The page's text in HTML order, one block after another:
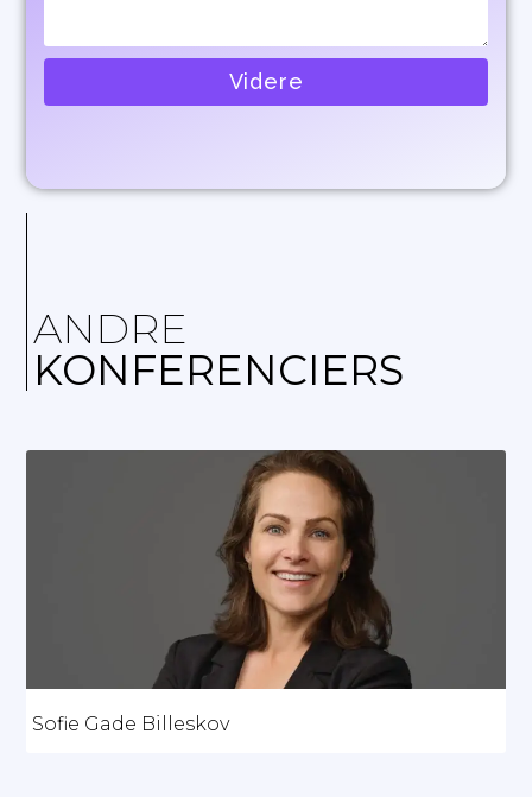
Videre
ANDRE
KONFERENCIERS
Sofie Gade Billeskov